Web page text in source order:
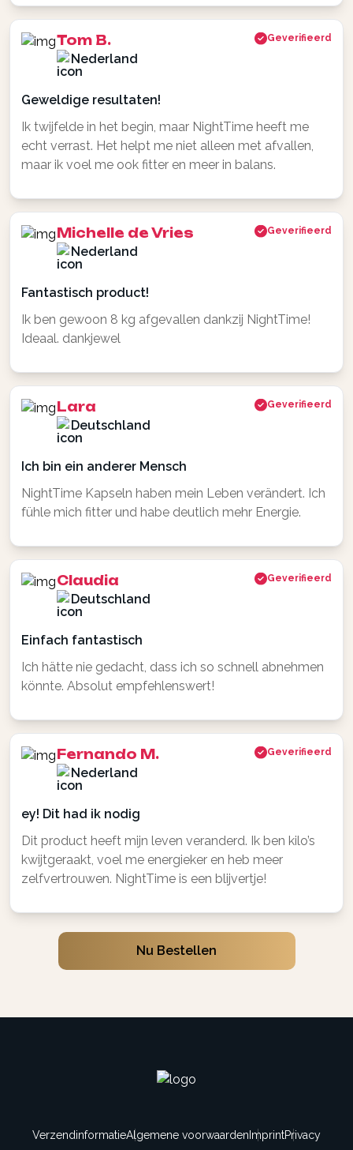
Tom B.
Nederland
Geverifieerd
Geweldige resultaten!
Ik twijfelde in het begin, maar NightTime heeft me
echt verrast. Het helpt me niet alleen met afvallen,
maar ik voel me ook fitter en meer in balans.
Michelle de Vries
Nederland
Geverifieerd
Fantastisch product!
Ik ben gewoon 8 kg afgevallen dankzij NightTime!
Ideaal. dankjewel
Lara
Deutschland
Geverifieerd
Ich bin ein anderer Mensch
NightTime Kapseln haben mein Leben verändert. Ich
fühle mich fitter und habe deutlich mehr Energie.
Claudia
Deutschland
Geverifieerd
Einfach fantastisch
Ich hätte nie gedacht, dass ich so schnell abnehmen
könnte. Absolut empfehlenswert!
Fernando M.
Nederland
Geverifieerd
ey! Dit had ik nodig
Dit product heeft mijn leven veranderd. Ik ben kilo’s
kwijtgeraakt, voel me energieker en heb meer
zelfvertrouwen. NightTime is een blijvertje!
Nu Bestellen
VerzendinformatieAlgemene voorwaarden ImprintPrivacy